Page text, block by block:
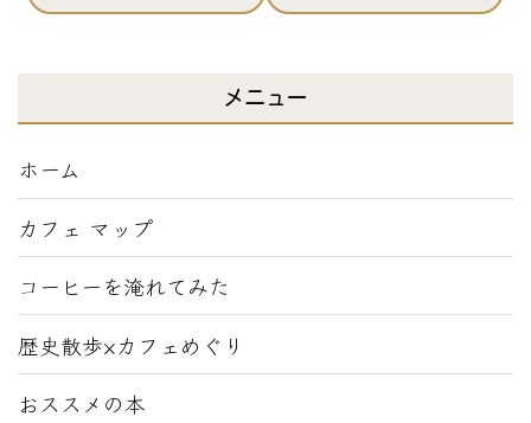
メニュー
ホーム
カフェ マップ
コーヒーを淹れてみた
歴史散歩×カフェめぐり
おススメの本